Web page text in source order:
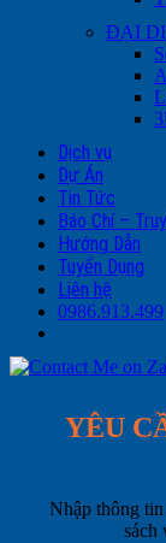
ĐẠI
Dịch vụ
Dự Án
Tin Tức
Báo Chí –
Hướng Dẫn
Tuyển Dụng
Liên hệ
0986.913.499
YÊU
Nhập thông
sách